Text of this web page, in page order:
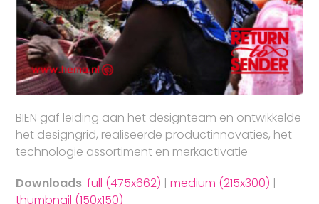
BIEN gaf leiding aan het designteam en ontwikkelde
het designgrid, realiseerde productinnovaties, het
technologie assortiment en merkactivatie
Downloads:full (475x662) |medium (215x300) |
thumbnail (150x150)